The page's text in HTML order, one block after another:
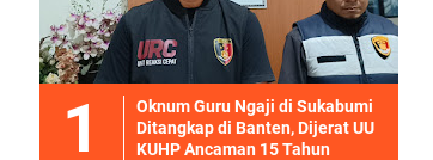
Oknum Guru Ngaji di Sukabumi
Ditangkap di Banten, Dijerat UU
KUHP Ancaman 15 Tahun